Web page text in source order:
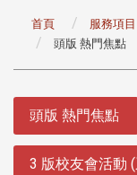
首頁 服務項目
頭版 熱門焦點
頭版 熱門焦點
3 版校友會活動